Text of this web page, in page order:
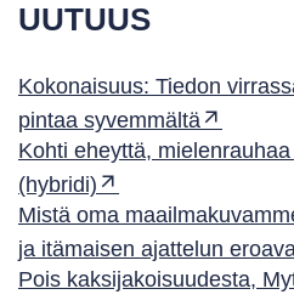
UUTUUS
Kokonaisuus: Tiedon
pintaa syvemmältä
Kohti eheyttä,
(hybridi)
Mistä oma
ja itämaisen ajattelun
Pois kaksijakoisuudesta,